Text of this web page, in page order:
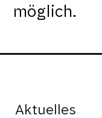
möglich.
Aktuelles